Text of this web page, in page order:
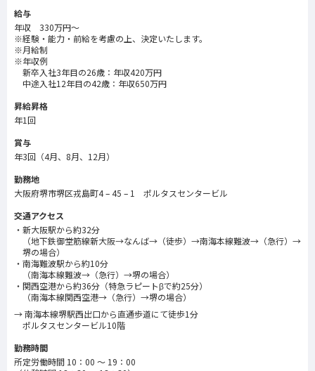
給与
年収 330万円～
※経験・能力・前給を考慮の上、決定いたします。
※月給制
※年収例
新卒入社3年目の26歳：年収420万円
中途入社12年目の42歳：年収650万円
昇給昇格
年1回
賞与
年3回（4月、8月、12月）
勤務地
大阪府堺市堺区戎島町4 – 45 – 1 ポルタスセンタービル
交通アクセス
新大阪駅から約32分
（地下鉄御堂筋線新大阪→なんば→（徒歩）→南海本線難波→（急行）→
堺の場合）
南海難波駅から約10分
（南海本線難波→（急行）→堺の場合）
関西空港から約36分（特急ラピートβで約25分）
（南海本線関西空港→（急行）→堺の場合）
→ 南海本線堺駅西出口から直通歩道にて徒歩1分
ポルタスセンタービル10階
勤務時間
所定労働時間 10：00 ～ 19：00